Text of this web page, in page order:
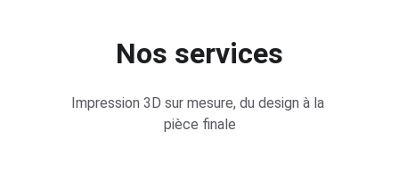
Nos services
Impression 3D sur mesure, du design à la
pièce finale